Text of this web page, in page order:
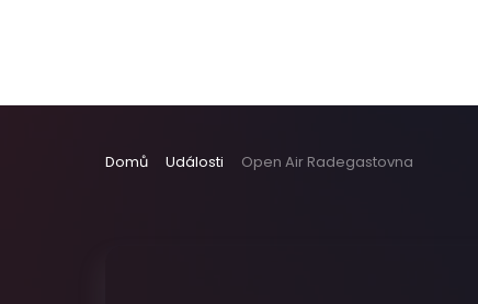
Domů Události Open Air Radegastovna